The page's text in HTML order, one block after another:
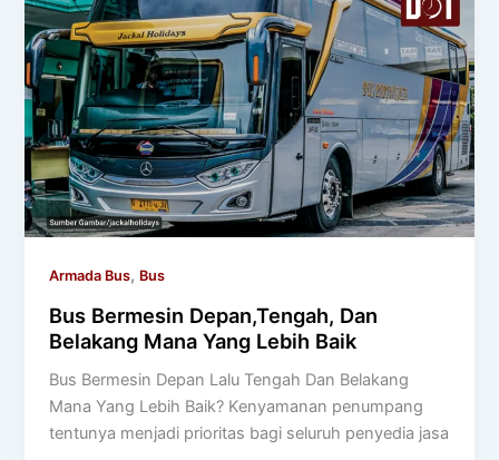
Armada Bus, Bus
Bus Bermesin Depan,Tengah, Dan
Belakang Mana Yang Lebih Baik
Bus Bermesin Depan Lalu Tengah Dan Belakang
Mana Yang Lebih Baik? Kenyamanan penumpang
tentunya menjadi prioritas bagi seluruh penyedia jasa